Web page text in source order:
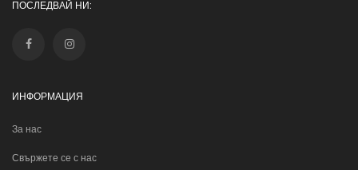
ПОСЛЕДВАЙ НИ:
ИНФОРМАЦИЯ
За нас
Свържете се с нас